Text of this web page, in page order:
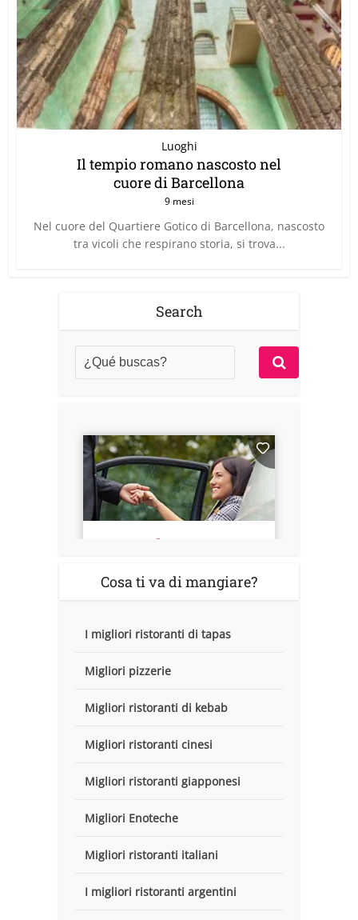
Luoghi
Il tempio romano nascosto nel
cuore di Barcellona
9 mesi
Nel cuore del Quartiere Gotico di Barcellona, nascosto
tra vicoli che respirano storia, si trova...
Search
Cosa ti va di mangiare?
I migliori ristoranti di tapas
Migliori pizzerie
Migliori ristoranti di kebab
Migliori ristoranti cinesi
Migliori ristoranti giapponesi
Migliori Enoteche
Migliori ristoranti italiani
I migliori ristoranti argentini